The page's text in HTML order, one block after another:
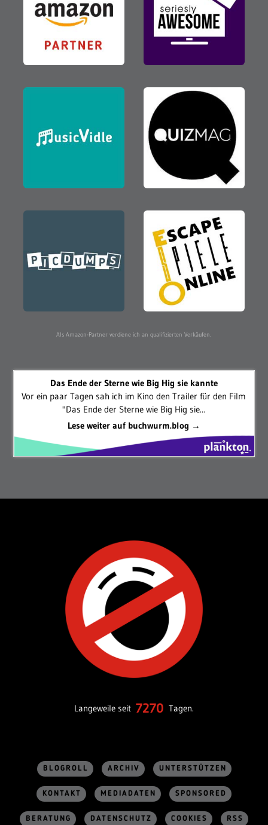
Als Amazon-Partner verdiene ich an qualifizierten Verkäufen.
Das Ende der Sterne wie Big Hig sie kannte
Vor ein paar Tagen sah ich im Kino den Trailer für den Film
"Das Ende der Sterne wie Big Hig sie...
Lese weiter auf buchwurm.blog →
Langeweile seit 7270 Tagen.
BLOGROLL ARCHIV UNTERSTÜTZEN
KONTAKT MEDIADATEN SPONSORED
BERATUNG DATENSCHUTZ COOKIES RSS